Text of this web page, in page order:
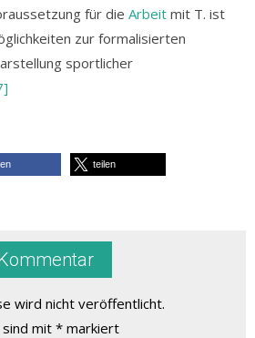
für die Arbeit mit T. ist
zur formalisierten
sportlicher
teilen
wird nicht veröffentlicht.
mit * markiert